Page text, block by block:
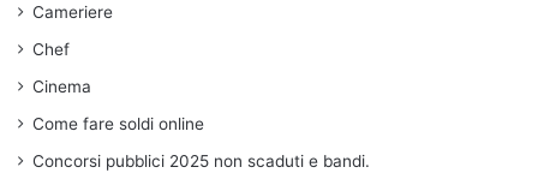
Cameriere
Chef
Cinema
Come fare soldi online
Concorsi pubblici 2025 non scaduti e bandi.